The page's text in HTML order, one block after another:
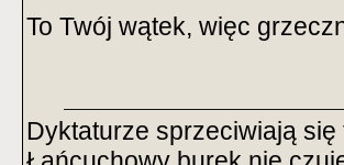
To Twój wątek, więc
Dyktaturze sprzeciwiają